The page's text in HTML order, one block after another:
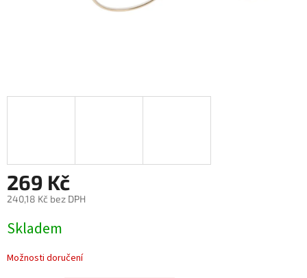
269 Kč
240,18 Kč bez DPH
cena:
Skladem
Možnosti doručení